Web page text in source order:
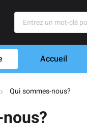
Accueil
Qui sommes-nous?